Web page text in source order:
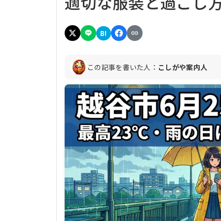
B!
この記事を書いた人： こしがや案内人